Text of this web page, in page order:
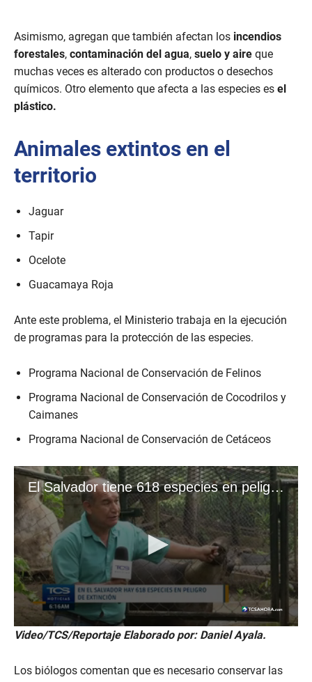
Asimismo, agregan que también afectan los incendios
forestales, contaminación del agua, suelo y aire que
muchas veces es alterado con productos o desechos
químicos. Otro elemento que afecta a las especies es el
plástico.
Animales extintos en el
territorio
Jaguar
Tapir
Ocelote
Guacamaya Roja
Ante este problema, el Ministerio trabaja en la ejecución
de programas para la protección de las especies.
Programa Nacional de Conservación de Felinos
Programa Nacional de Conservación de Cocodrilos y
Caimanes
Programa Nacional de Conservación de Cetáceos
Video/TCS/Reportaje Elaborado por: Daniel Ayala.
Los biólogos comentan que es necesario conservar las